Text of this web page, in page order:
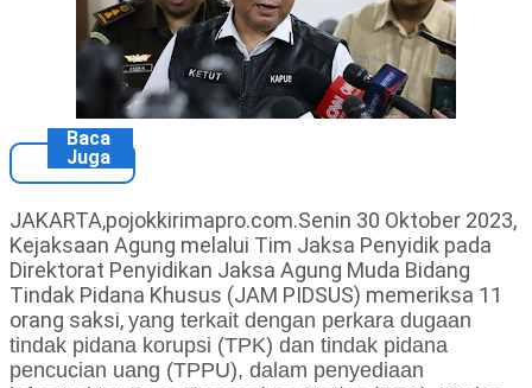
Baca
Juga
JAKARTA,pojokkirimapro.com.Senin 30 Oktober 2023,
Kejaksaan Agung melalui Tim Jaksa Penyidik pada
Direktorat Penyidikan Jaksa Agung Muda Bidang
Tindak Pidana Khusus (JAM PIDSUS) memeriksa 11
orang saksi, yang terkait dengan perkara dugaan
tindak pidana korupsi (TPK) dan tindak pidana
pencucian uang (TPPU), dalam penyediaan